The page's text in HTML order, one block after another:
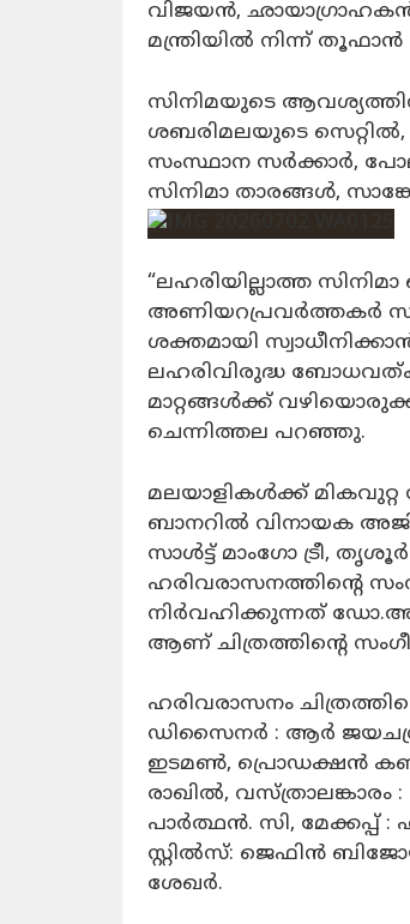
വിജയൻ,
മന്ത്രിയിൽ നിന്ന്‌
സിനിമയുടെ
ശബരിമലയുടെ സെറ്റിൽ,
സംസ്ഥാന സർക്കാർ,
സിനിമാ താരങ്ങൾ,
“ലഹരിയില്ലാത്ത
അണിയറപ്രവർത്തകർ
ശക്തമായി
ലഹരിവിരുദ്ധ
മാറ്റങ്ങൾക്ക്
ചെന്നിത്തല പറഞ്ഞു.
മലയാളികൾക്ക് മികവുറ്റ
ബാനറിൽ വിനായക
സാൾട്ട് മാംഗോ ട്രീ,
ഹരിവരാസനത്തിന്റെ
നിർവഹിക്കുന്നത്
ആണ് ചിത്രത്തിന്റെ
ഹരിവരാസനം
ഡിസൈനർ : ആർ
ഇടമൺ, പ്രൊഡക്ഷൻ
രാഖിൽ, വസ്ത്രാലങ്കാരം
പാർത്ഥൻ. സി, മേക്കപ്പ്
സ്റ്റിൽസ്: ജെഫിൻ
ശേഖർ.